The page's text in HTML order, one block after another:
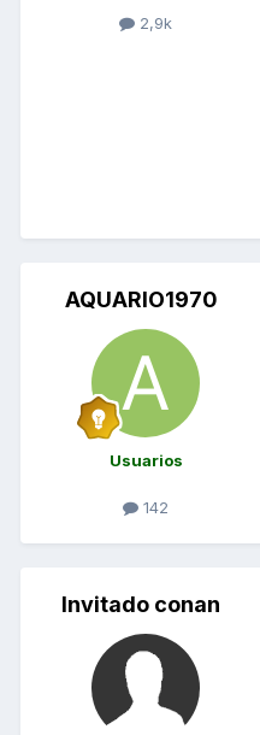
2,9k
AQUARIO1970
Usuarios
142
Invitado conan